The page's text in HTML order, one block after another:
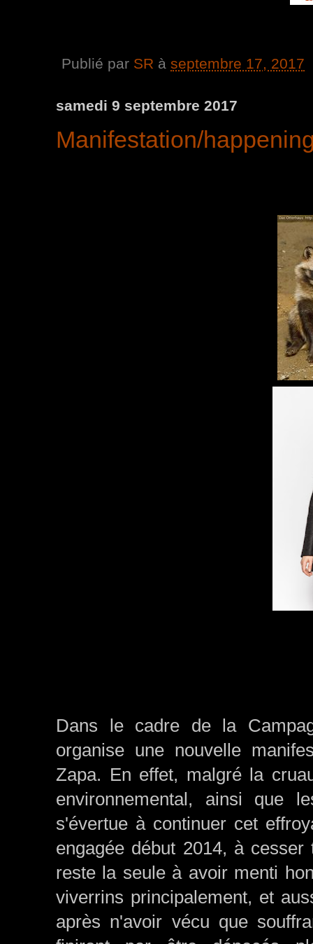
Publié par SR à septembre 17, 2017
samedi 9 septembre 2017
Manifestation/
Dans le cadre de la
organise une nouvelle
Zapa. En effet, malgré la
environnemental, ainsi que
s'évertue à continuer cet
engagée début 2014, à
reste la seule à avoir menti
viverrins principalement, et
après n'avoir vécu que